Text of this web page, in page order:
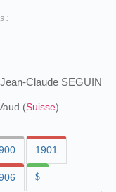
:
Jean-Claude SEGUIN
(Suisse).
1901
$